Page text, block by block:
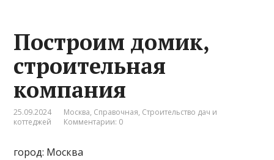
Построим домик,
строительная
компания
25.09.2024 Москва, Справочная, Строительство дач и
коттеджей
Комментарии: 0
город: Москва